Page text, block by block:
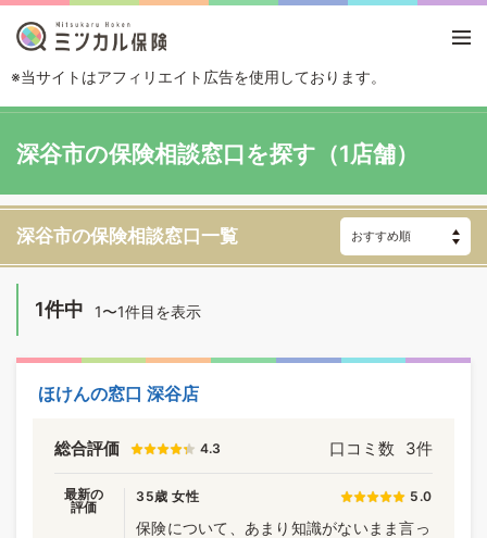
※当サイトはアフィリエイト広告を使用しております。
深谷市
深谷市の保険相談窓口を探す（1店舗）
深谷市の保険相談窓口一覧
1件中 1〜1件目を表示
ほけんの窓口 深谷店
総合評価 4.3 口コミ数 3件
最新の
評価
35歳 女性 5.0
保険について、あまり知識がないまま言っ